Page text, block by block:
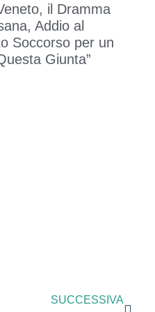
il Dramma
Addio al
Soccorso per un
Giunta”
SUCCESSIVA